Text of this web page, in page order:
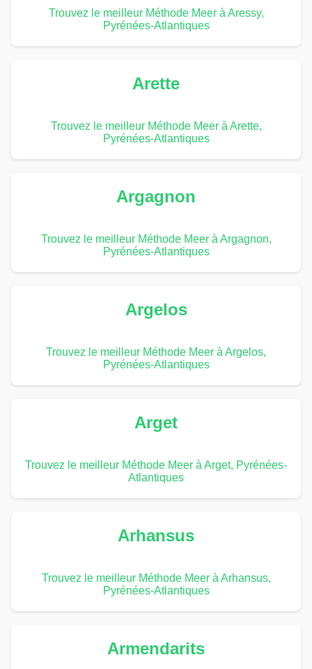
Trouvez le meilleur Méthode Meer à Aressy,
Pyrénées-Atlantiques
Arette
Trouvez le meilleur Méthode Meer à Arette,
Pyrénées-Atlantiques
Argagnon
Trouvez le meilleur Méthode Meer à Argagnon,
Pyrénées-Atlantiques
Argelos
Trouvez le meilleur Méthode Meer à Argelos,
Pyrénées-Atlantiques
Arget
Trouvez le meilleur Méthode Meer à Arget, Pyrénées-
Atlantiques
Arhansus
Trouvez le meilleur Méthode Meer à Arhansus,
Pyrénées-Atlantiques
Armendarits